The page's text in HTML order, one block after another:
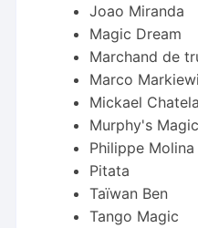
Joao Miranda
Magic Dream
Marchand de
Marco
Mickael
Murphy's Magic
Philippe Molina
Pitata
Taïwan Ben
Tango Magic